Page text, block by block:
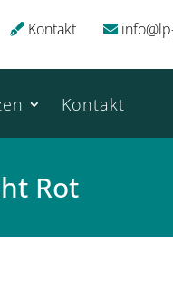
Kontakt
Kontakt
Rot